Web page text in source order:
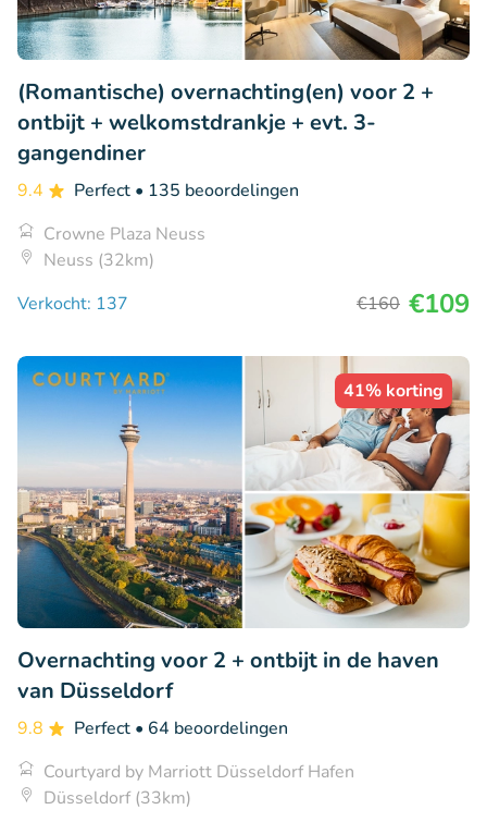
(Romantische) overnachting(en) voor 2 +
ontbijt + welkomstdrankje + evt. 3-
gangendiner
9.4 Perfect • 135 beoordelingen
Crowne Plaza Neuss
Neuss (32km)
Verkocht: 137
€160 €109
41% korting
Overnachting voor 2 + ontbijt in de haven
van Düsseldorf
9.8 Perfect • 64 beoordelingen
Courtyard by Marriott Düsseldorf Hafen
Düsseldorf (33km)